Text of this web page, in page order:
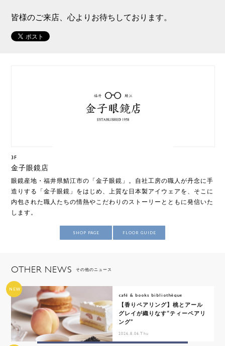
皆様のご来店、心よりお待ちしております。
3F
金子眼鏡店
眼鏡産地・福井県鯖江市の「金子眼鏡」。自社工房の職人が丹念に手
造りする「金子眼鏡」をはじめ、上質な日本製アイウェアを、そこに
内包された職人たちの情熱やこだわりのストーリーとともに発信いた
します。
SHOP PAGE FLOOR GUIDE
OTHER NEWS その他のニュース
NEW
café & books bibliothèque
【香りペアリング】桃とアール
グレイが織りなす“ティーペアリ
ング”
2026.8.06 Thu